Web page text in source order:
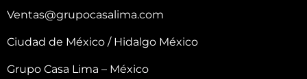
Ventas@grupocasalima.com
Ciudad de México / Hidalgo México
Grupo Casa Lima – México